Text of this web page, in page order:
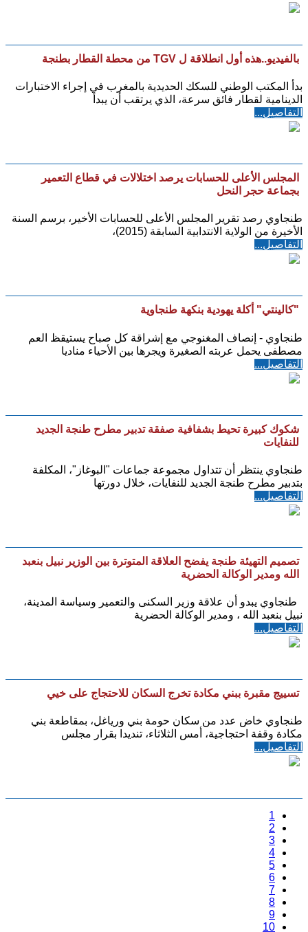
بالفيديو..هذه أول انطلاقة ل TGV من محطة القطار بطنجة
بدأ المكتب الوطني للسكك الحديدية بالمغرب في إجراء الاختبارات
الدينامية لقطار فائق سرعة، الذي يرتقب أن يبدأ
التفاصيل...
المجلس الأعلى للحسابات يرصد اختلالات في قطاع التعمير
بجماعة حجر النحل
طنجاوي رصد تقرير المجلس الأعلى للحسابات الأخير، برسم السنة
الأخيرة من الولاية الانتدابية السابقة (2015)،
التفاصيل...
"كالينتي" أكلة يهودية بنكهة طنجاوية
طنجاوي - إنصاف المغنوجي مع إشراقة كل صباح يستيقظ العم
مصطفى يحمل عربته الصغيرة ويجرها بين الأحياء مناديا
التفاصيل...
شكوك كبيرة تحيط بشفافية صفقة تدبير مطرح طنجة الجديد
للنفايات
طنجاوي ينتظر أن تتداول مجموعة جماعات "البوغاز"، المكلفة
بتدبير مطرح طنجة الجديد للنفايات، خلال دورتها
التفاصيل...
تصميم التهيئة طنجة يفضح العلاقة المتوترة بين الوزير نبيل بنعبد
الله ومدير الوكالة الحضرية
طنجاوي يبدو أن علاقة وزير السكنى والتعمير وسياسة المدينة،
نبيل بنعبد الله ، ومدير الوكالة الحضرية
التفاصيل...
تسييج مقبرة ببني مكادة تخرج السكان للاحتجاج على خيي
طنجاوي خاض عدد من سكان حومة بني ورياغل، بمقاطعة بني
مكادة وقفة احتجاجية، أمس الثلاثاء، تنديدا بقرار مجلس
التفاصيل...
1
2
3
4
5
6
7
8
9
10